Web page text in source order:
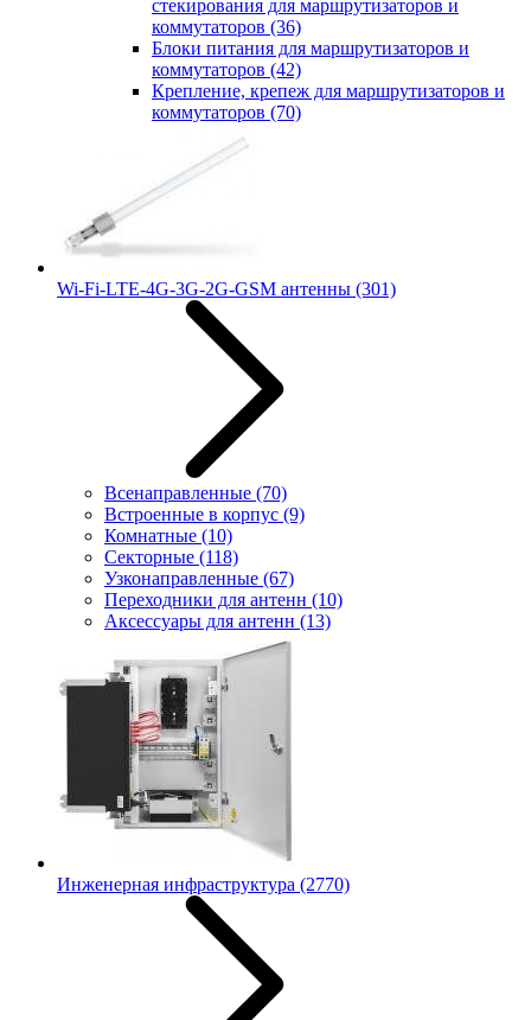
стекирования для маршрутизаторов и
коммутаторов (36)
Блоки питания для маршрутизаторов и
коммутаторов (42)
Крепление, крепеж для маршрутизаторов и
коммутаторов (70)
Wi-Fi-LTE-4G-3G-2G-GSM антенны (301)
Всенаправленные (70)
Встроенные в корпус (9)
Комнатные (10)
Секторные (118)
Узконаправленные (67)
Переходники для антенн (10)
Аксессуары для антенн (13)
Инженерная инфраструктура (2770)